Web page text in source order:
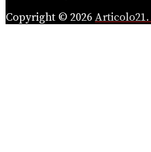
Copyright © 2026 Articolo21.